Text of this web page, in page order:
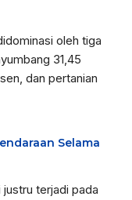
oleh tiga
31,45
dan pertanian
Selama
terjadi pada